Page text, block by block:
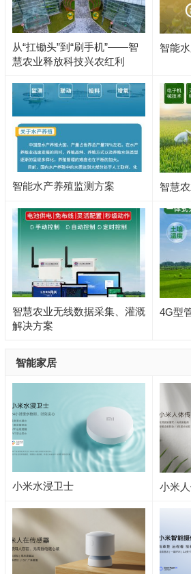
从“扛锄头”到“刷手机”——智
慧农业释放科技兴农红利
智能
智能水产养殖监测方案 智慧
智慧农业无线数据采集、灌溉
解决方案
4G型
智能家居
小米水浸卫士 小米